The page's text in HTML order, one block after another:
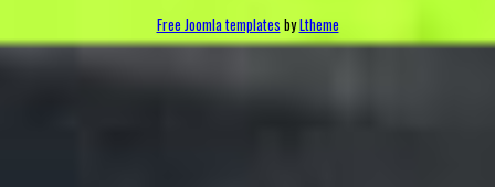
Free Joomla templates byLtheme